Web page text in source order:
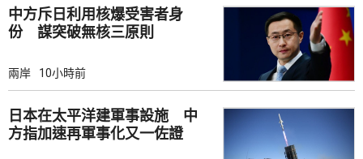
中方斥日利用核爆受害者身
份 謀突破無核三原則
兩岸 10小時前
日本在太平洋建軍事設施 中
方指加速再軍事化又一佐證